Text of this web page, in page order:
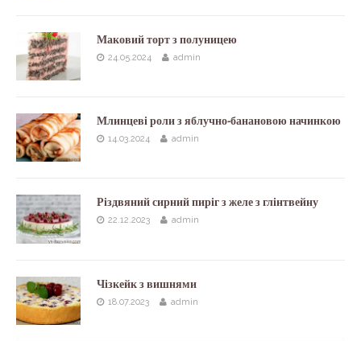
Маковий торт з полуницею
24.05.2024 admin
Млинцеві роли з яблучно-банановою начинкою
14.03.2024 admin
Різдвяний сирний пиріг з желе з глінтвейну
22.12.2023 admin
Чізкейк з вишнями
18.07.2023 admin